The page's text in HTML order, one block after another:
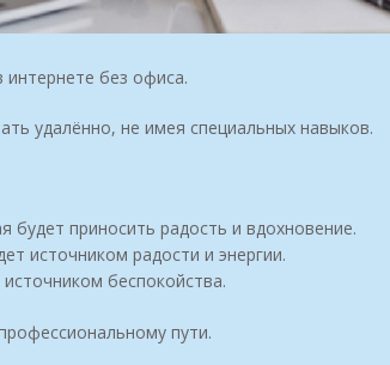
без офиса.
удалённо, не имея специальных навыков.
приносить радость и вдохновение.
источником радости и энергии.
беспокойства.
пути.